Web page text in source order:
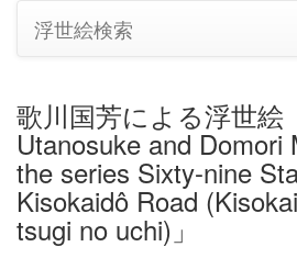
浮世絵検索
歌川国芳による浮世絵
Utanosuke and Domori
the series Sixty-nine
Kisokaidô Road
tsugi no uchi)」